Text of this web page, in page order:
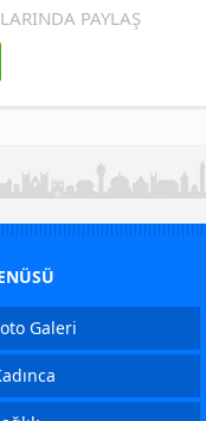
PAYLAŞ
Galeri